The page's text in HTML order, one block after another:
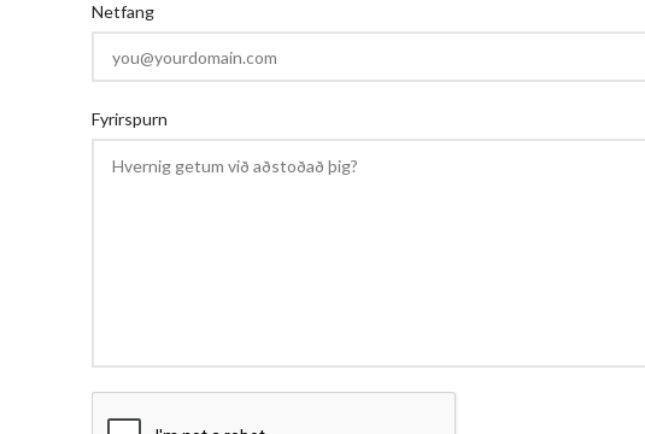
Netfang
Fyrirspurn